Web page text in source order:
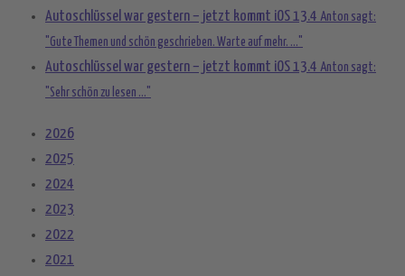
Autoschlüssel war gestern – jetzt kommt iOS 13.4 Anton sagt:
"Gute Themen und schön geschrieben. Warte auf mehr. ..."
Autoschlüssel war gestern – jetzt kommt iOS 13.4 Anton sagt:
"Sehr schön zu lesen ..."
2026
2025
2024
2023
2022
2021